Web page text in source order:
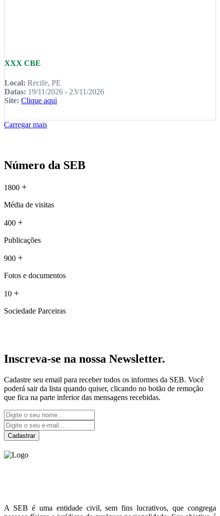
XXX CBE
Local: Recife, PE
Datas: 19/11/2026 - 23/11/2026
Site: Clique aqui
Carregar mais
Número da SEB
1800 +
Média de visitas
400 +
Publicações
900 +
Fotos e documentos
10 +
Sociedade Parceiras
Inscreva-se na nossa Newsletter.
Cadastre seu email para receber todos os informes da SEB. Você
poderá sair da lista quando quiser, clicando no botão de remoção
que fica na parte inferior das mensagens recebidas.
Cadastrar
A SEB é uma entidade civil, sem fins lucrativos, que congrega